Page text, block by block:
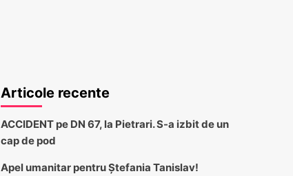
Articole recente
ACCIDENT pe DN 67, la Pietrari. S-a izbit de un
cap de pod
Apel umanitar pentru Ștefania Tanislav!